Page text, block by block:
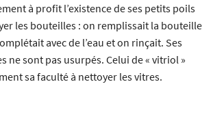
à profit l’existence de ses petits poils
les bouteilles : on remplissait la bouteille
avec de l’eau et on rinçait. Ses
ne sont pas usurpés. Celui de « vitriol »
sa faculté à nettoyer les vitres.